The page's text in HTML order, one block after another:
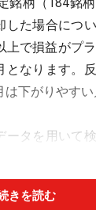
した場合につ
上で損益がプ
となります。
下がりやすい
ータを用いて
きを読む